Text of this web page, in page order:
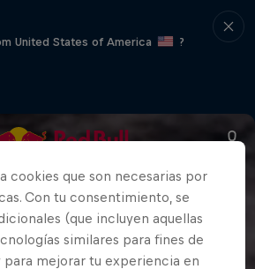
United States of America
?
cookies que son necesarias por
Con tu consentimiento, se
(que incluyen aquellas
similares para fines de
mejorar tu experiencia en